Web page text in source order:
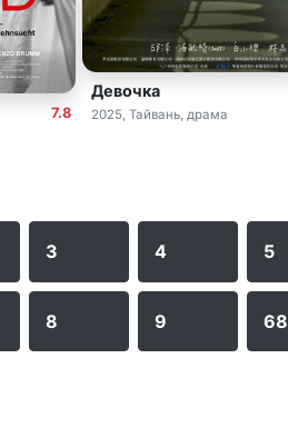
7.8
Девочка
2025, Тайвань, драма
3 4 5
8 9 68